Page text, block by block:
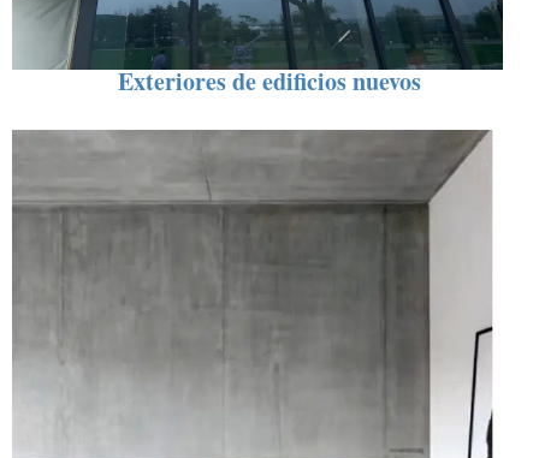
Exteriores de edificios nuevos